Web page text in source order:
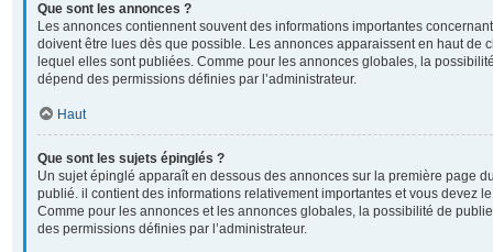
Que sont les annonces ?
Les annonces contiennent souvent des informations importantes
doivent être lues dès que possible. Les annonces apparaissent en haut de
lequel elles sont publiées. Comme pour les annonces globales, la
dépend des permissions définies par l’administrateur.
Haut
Que sont les sujets épinglés ?
Un sujet épinglé apparaît en dessous des annonces sur la première page
publié. il contient des informations relativement importantes et vous devez
Comme pour les annonces et les annonces globales, la possibilité de
des permissions définies par l’administrateur.